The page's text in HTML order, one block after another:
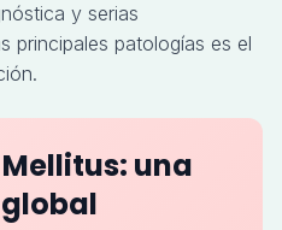
y serias
principales patologías es el
una